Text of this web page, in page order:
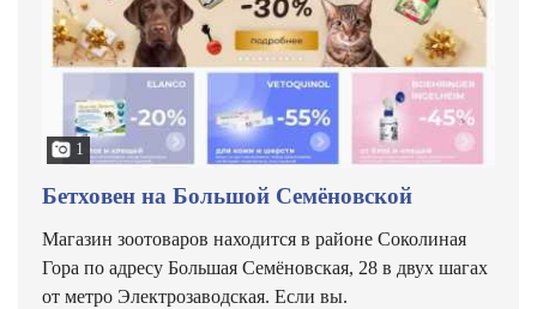
1
Бетховен на Большой Семёновской
Магазин зоотоваров находится в районе Соколиная
Гора по адресу Большая Семёновская, 28 в двух шагах
от метро Электрозаводская. Если вы.